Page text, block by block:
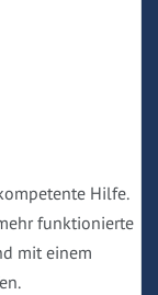
Hilfe.
funktionierte
mit einem